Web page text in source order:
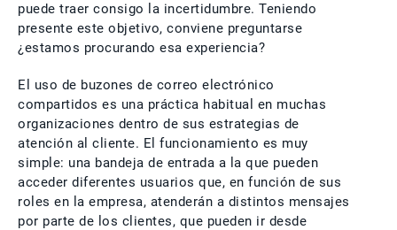
puede traer consigo la incertidumbre. Teniendo
presente este objetivo, conviene preguntarse
¿estamos procurando esa experiencia?
El uso de buzones de correo electrónico
compartidos es una práctica habitual en muchas
organizaciones dentro de sus estrategias de
atención al cliente. El funcionamiento es muy
simple: una bandeja de entrada a la que pueden
acceder diferentes usuarios que, en función de sus
roles en la empresa, atenderán a distintos mensajes
por parte de los clientes, que pueden ir desde